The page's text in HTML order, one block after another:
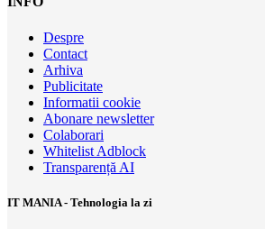
Despre
Contact
Arhiva
Publicitate
Informatii cookie
Abonare newsletter
Colaborari
Whitelist Adblock
Transparență AI
IT MANIA - Tehnologia la zi